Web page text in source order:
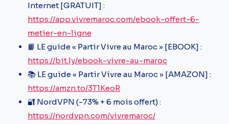
Internet [GRATUIT] :
https://app.vivremaroc.com/ebook-offert-6-
metier-en-ligne
📙 LE guide « Partir Vivre au Maroc » [EBOOK] :
https://bit.ly/ebook-vivre-au-maroc
📚 LE guide « Partir Vivre au Maroc » [AMAZON] :
https://amzn.to/3T1KeoR
🔐 NordVPN (-73% + 6 mois offert) :
https://nordvpn.com/vivremaroc/